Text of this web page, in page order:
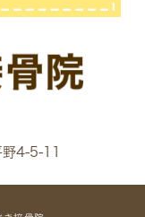
野4-5-11